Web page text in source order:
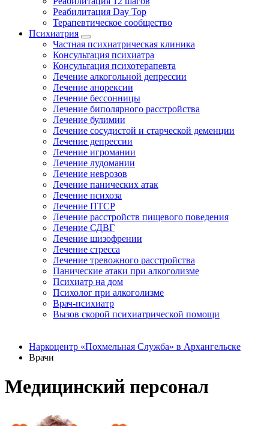
Реабилитация Day Top
Терапевтическое сообщество
Психиатрия
Частная психиатрическая клиника
Консультация психиатра
Консультация психотерапевта
Лечение алкогольной депрессии
Лечение анорексии
Лечение бессонницы
Лечение биполярного расстройства
Лечение булимии
Лечение сосудистой и старческой деменции
Лечение депрессии
Лечение игромании
Лечение лудомании
Лечение неврозов
Лечение панических атак
Лечение психоза
Лечение ПТСР
Лечение расстройств пищевого поведения
Лечение СДВГ
Лечение шизофрении
Лечение стресса
Лечение тревожного расстройства
Панические атаки при алкоголизме
Психиатр на дом
Психолог при алкоголизме
Врач-психиатр
Вызов скорой психиатрической помощи
Наркоцентр «Похмельная Служба» в Архангельске
Врачи
Медицинский персонал